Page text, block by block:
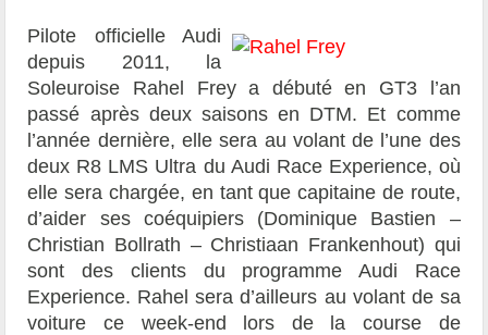
Pilote officielle Audi
depuis 2011, la
Soleuroise Rahel Frey a débuté en GT3 l’an
passé après deux saisons en DTM. Et comme
l’année dernière, elle sera au volant de l’une des
deux R8 LMS Ultra du Audi Race Experience, où
elle sera chargée, en tant que capitaine de route,
d’aider ses coéquipiers (Dominique Bastien –
Christian Bollrath – Christiaan Frankenhout) qui
sont des clients du programme Audi Race
Experience. Rahel sera d’ailleurs au volant de sa
voiture ce week-end lors de la course de